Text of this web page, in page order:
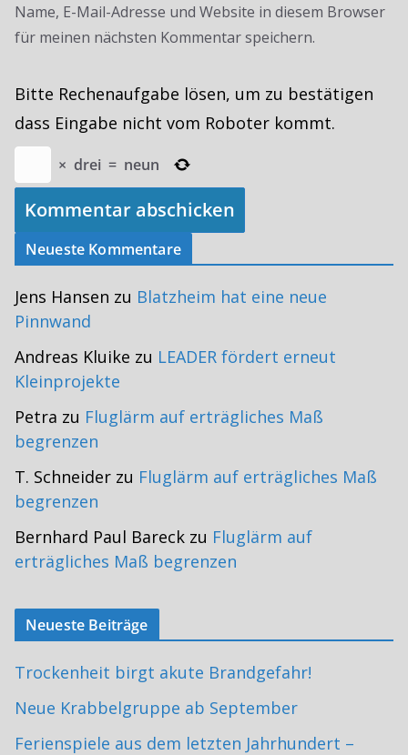
Name, E-Mail-Adresse und Website in diesem Browser
für meinen nächsten Kommentar speichern.
Bitte Rechenaufgabe lösen, um zu bestätigen
dass Eingabe nicht vom Roboter kommt.
× drei = neun
Neueste Kommentare
Jens Hansen zu Blatzheim hat eine neue
Pinnwand
Andreas Kluike zu LEADER fördert erneut
Kleinprojekte
Petra zu Fluglärm auf erträgliches Maß
begrenzen
T. Schneider zu Fluglärm auf erträgliches Maß
begrenzen
Bernhard Paul Bareck zu Fluglärm auf
erträgliches Maß begrenzen
Neueste Beiträge
Trockenheit birgt akute Brandgefahr!
Neue Krabbelgruppe ab September
Ferienspiele aus dem letzten Jahrhundert –